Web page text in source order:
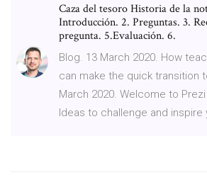
Caza del tesoro Historia de la
Introducción. 2. Preguntas. 3.
pregunta. 5.Evaluación. 6.
Blog. 13 March 2020. How
can make the quick transition
March 2020. Welcome to
Ideas to challenge and inspire